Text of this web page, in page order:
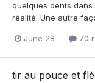
quelques dents
réalité. Une autre
June 28 70
tir au pouce et